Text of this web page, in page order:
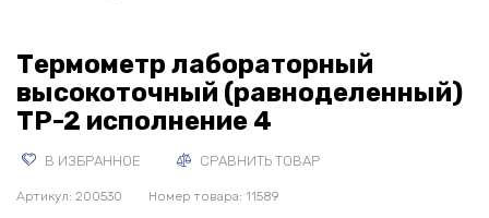
Термометр лабораторный
высокоточный (равноделенный)
ТР-2 исполнение 4
В ИЗБРАННОЕ СРАВНИТЬ ТОВАР
Артикул: 200530 Номер товара: 11589